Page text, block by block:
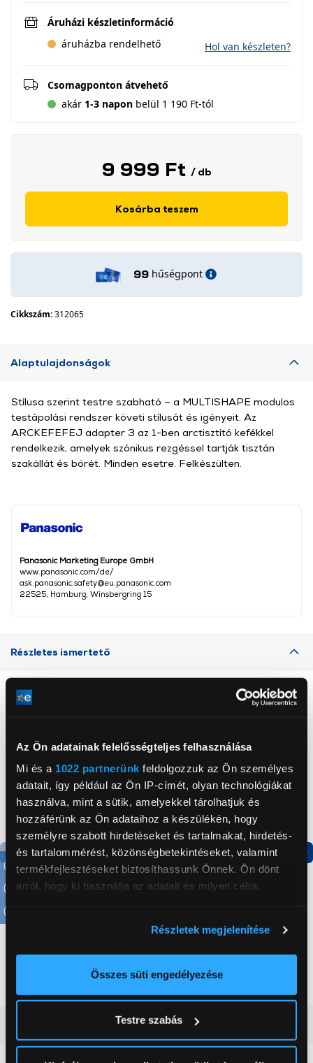
Az Ön adatainak felelősségteljes felhasználása
Mi és a 1022 partnerünk feldolgozzuk az Ön személyes
adatait, így például az Ön IP-címét, olyan technológiákat
használva, mint a sütik, amelyekkel tárolhatjuk és
hozzáférünk az Ön adataihoz a készülékén, hogy
személyre szabott hirdetéseket és tartalmakat, hirdetés-
és tartalommérést, közönségbetekintéseket, valamint
termékfejlesztéseket biztosíthassunk Önnek. Ön dönt
arról, hogy ki használja az adatait és milyen célra.
elhelyezkedéséről pár méteres pontossággal
Az Ön készülékén beazonosítása annak konkrét
módjairól és adja meg preferenciáit aRészletek
pontban. Bármikor módosíthatja vagy visszavonhatja a
Sütinyilatkozathoz való hozzájárulását.
Részletek megjelenítése
Összes süti engedélyezése
Testre szabás
Áruházi készletinformáció
áruházba rendelhető
Hol van készleten?
Csomagponton átvehető
akár 1-3 napon belül 1 190 Ft-tól
9 999 Ft / db
Kosárba teszem
99 hűségpont
Cikkszám:312065
Alaptulajdonságok
Panasonic Marketing Europe GmbH
www.panasonic.com/de/
ask.panasonic.safety@eu.panasonic.com
22525, Hamburg, Winsbergring 15
Stílusa szerint testre szabható – a MULTISHAPE modulos
testápolási rendszer követi stílusát és igényeit. Az
ARCKEFEFEJ adapter 3 az 1-ben arctisztító kefékkel
rendelkezik, amelyek szónikus rezgéssel tartják tisztán
szakállát és bőrét. Minden esetre. Felkészülten.
Részletes ismertető
Termék adatlap
1600 Steamcare
31 999 Ft
(0)